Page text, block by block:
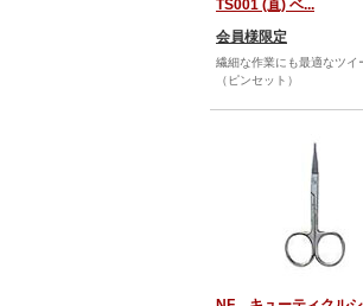
TS001 (直) ベ...
会員様限定
繊細な作業にも最適なツイ
（ピンセット）